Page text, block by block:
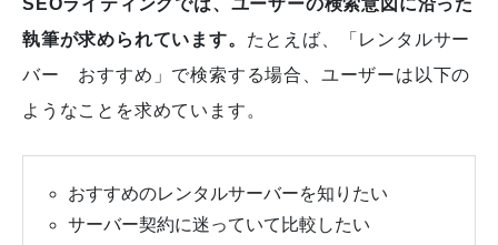
SEOライティングでは、ユーザーの検索意図に沿った
執筆が求められています。 たとえば、「レンタルサー
バー おすすめ」で検索する場合、ユーザーは以下の
ようなことを求めています。
おすすめのレンタルサーバーを知りたい
サーバー契約に迷っていて比較したい